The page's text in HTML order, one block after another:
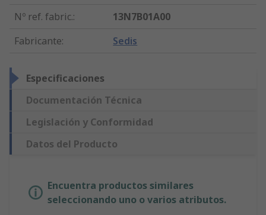
Nº ref. fabric.:
13N7B01A00
Fabricante: Sedis
Especificaciones
Documentación Técnica
Legislación y Conformidad
Datos del Producto
Encuentra productos similares
seleccionando uno o varios atributos.